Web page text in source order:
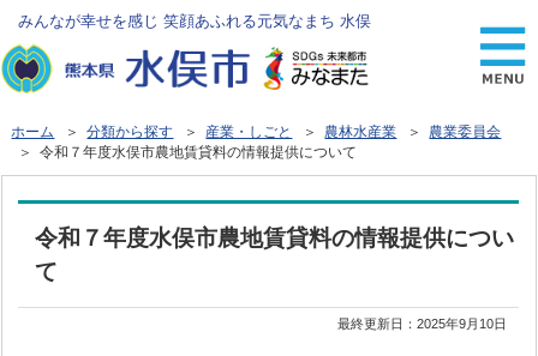
みんなが幸せを感じ 笑顔あふれる元気なまち 水俣
ホーム ＞分類から探す ＞ 産業・しごと ＞ 農林水産業 ＞ 農業委員会
＞ 令和７年度水俣市農地賃貸料の情報提供について
令和７年度水俣市農地賃貸料の情報提供につい
て
最終更新日：2025年9月10日